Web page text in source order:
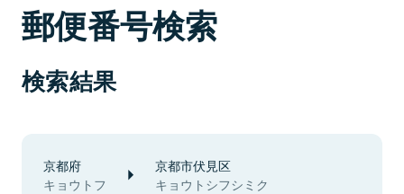
郵便番号検索
検索結果
京都府
キョウトフ
京都市伏見区
キョウトシフシミク